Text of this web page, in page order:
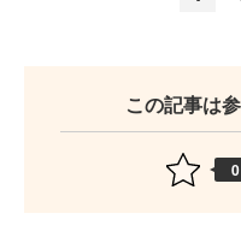
この記事は
0